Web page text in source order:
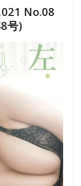
No.08
号)